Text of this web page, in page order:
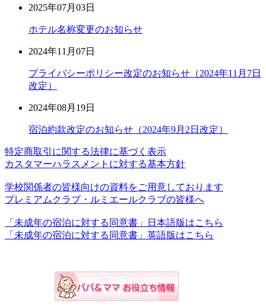
2025年07月03日
ホテル名称変更のお知らせ
2024年11月07日
プライバシーポリシー改定のお知らせ（2024年11月7日
改定）
2024年08月19日
宿泊約款改定のお知らせ（2024年9月2日改定）
特定商取引に関する法律に基づく表示
カスタマーハラスメントに対する基本方針
学校関係者の皆様向けの資料をご用意しております
プレミアムクラブ・ルミエールクラブの皆様へ
「未成年の宿泊に対する同意書」日本語版はこちら
「未成年の宿泊に対する同意書」英語版はこちら